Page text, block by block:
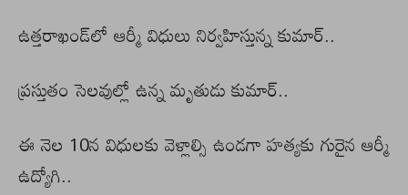
ఉత్తరాఖండ్‌లో ఆర్మీ విధులు నిర్వ‌హిస్తున్న కుమార్..
ప్రస్తుతం సెలవుల్లో ఉన్న మృతుడు కుమార్..
ఈ నెల 10న విధులకు వెళ్లాల్సి ఉండగా హత్యకు గురైన ఆర్మీ
ఉద్యోగి..